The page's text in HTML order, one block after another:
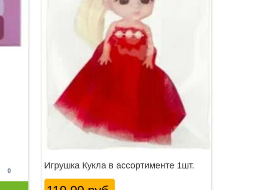
0
Игрушка Кукла в ассортименте 1шт.